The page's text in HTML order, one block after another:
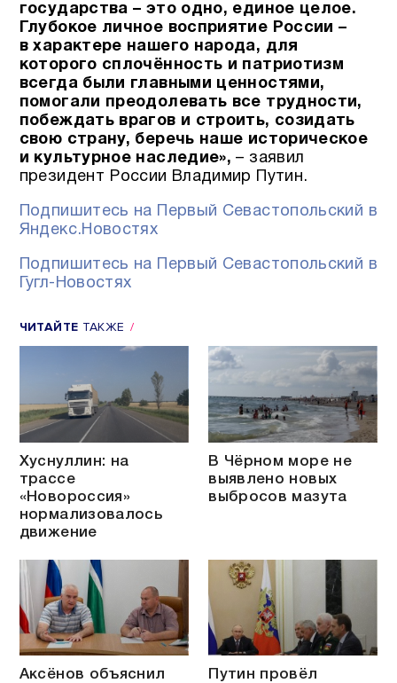
государства – это одно, единое целое.
Глубокое личное восприятие России –
в характере нашего народа, для
которого сплочённость и патриотизм
всегда были главными ценностями,
помогали преодолевать все трудности,
побеждать врагов и строить, созидать
свою страну, беречь наше историческое
и культурное наследие», – заявил
президент России Владимир Путин.
Подпишитесь на Первый Севастопольский в
Яндекс.Новостях
Подпишитесь на Первый Севастопольский в
Гугл-Новостях
ЧИТАЙТЕ ТАКЖЕ
Хуснуллин: на
трассе
«Новороссия»
нормализовалось
движение
В Чёрном море не
выявлено новых
выбросов мазута
Аксёнов объяснил
Путин провёл